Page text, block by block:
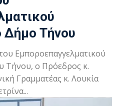
Δήμο Τήνου
Εμποροεπαγγελματικού
Τήνου, ο Πρόεδρος κ.
Γραμματέας κ. Λουκία